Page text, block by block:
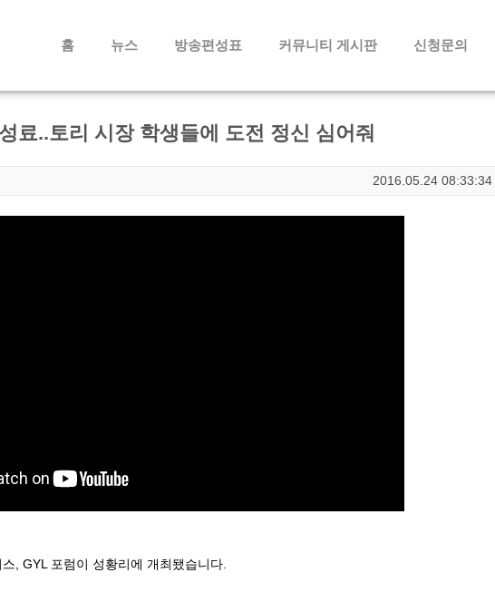
홈 뉴스 방송편성표 커뮤니티 게시판 신청문의
료..토리 시장 학생들에 도전 정신 심어줘
2016.05.24 08:33:34
, GYL 포럼이 성황리에 개최됐습니다.